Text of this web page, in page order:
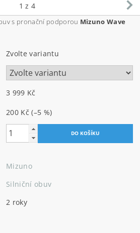
1 z 4
s pronační podporou Mizuno Wave
Zvolte variantu
3 999 Kč
200 Kč(–5 %)
Mizuno
Silniční obuv
2 roky